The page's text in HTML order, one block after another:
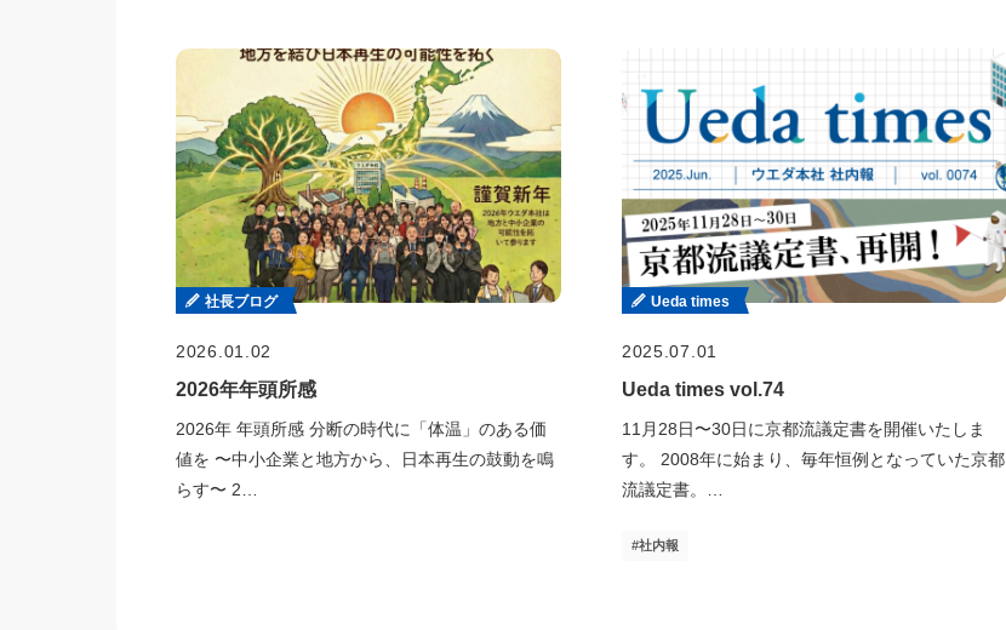
社長ブログ
2026.01.02
2026年年頭所感
2026年 年頭所感 分断の時代に「体温」のある価
値を 〜中小企業と地方から、日本再生の鼓動を鳴
らす〜 2…
Ueda times
2025.07.01
Ueda times vol.74
11月28日〜30日に京都流議定書を開催いたしま
す。 2008年に始まり、毎年恒例となっていた京都
流議定書。…
社内報